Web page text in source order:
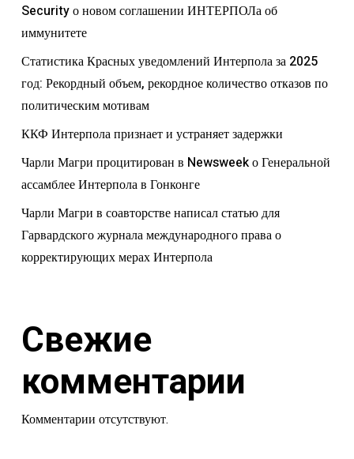
Security о новом соглашении ИНТЕРПОЛа об
иммунитете
Статистика Красных уведомлений Интерпола за 2025
год: Рекордный объем, рекордное количество отказов по
политическим мотивам
ККФ Интерпола признает и устраняет задержки
Чарли Магри процитирован в Newsweek о Генеральной
ассамблее Интерпола в Гонконге
Чарли Магри в соавторстве написал статью для
Гарвардского журнала международного права о
корректирующих мерах Интерпола
Свежие
комментарии
Комментарии отсутствуют.